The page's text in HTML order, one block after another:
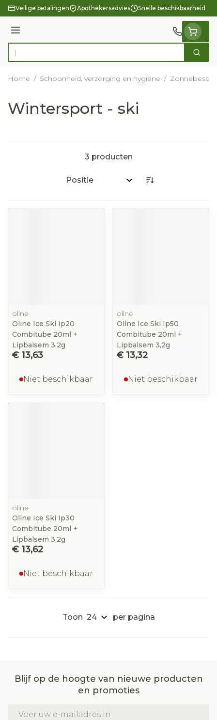
Ga naar de inhoud
Veilige betalingen Apothekersadvies Snelle beschikbaarheid
Menu
Product, merk, categorie... Zoek
Home / Schoonheid, verzorging en hygiëne /
Wintersport - ski
3 producten
Sorteer op:
oline
Oline Ice Ski Ip20
Combitube 20ml +
Lipbalsem 3,2g
€ 13,63
Niet beschikbaar
oline
Oline Ice Ski Ip50
Combitube 20ml +
Lipbalsem 3,2g
€ 13,32
Niet beschikbaar
oline
Oline Ice Ski Ip30
Combitube 20ml +
Lipbalsem 3,2g
€ 13,62
Niet beschikbaar
Toon per pagina
Blijf op de hoogte van nieuwe producten
en promoties